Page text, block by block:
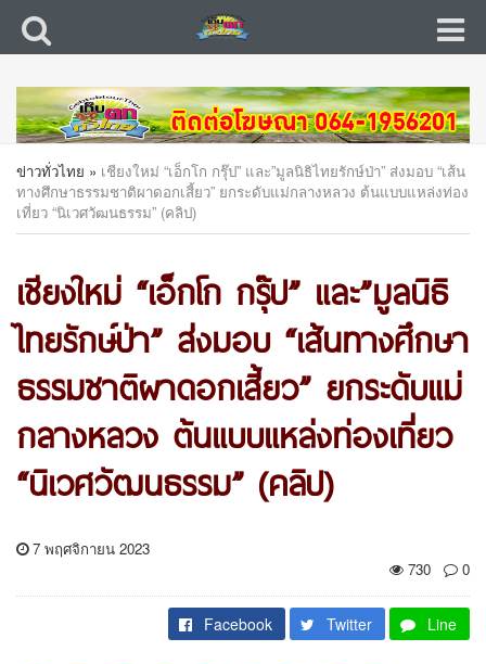
ข่าวทั่วไทย » เชียงใหม่ “เอ็กโก กรุ๊ป” และ”มูลนิธิไทยรักษ์ป่า” ส่งมอบ “เส้น
ทางศึกษาธรรมชาติผาดอกเสี้ยว” ยกระดับแม่กลางหลวง ต้นแบบแหล่งท่อง
เที่ยว “นิเวศวัฒนธรรม” (คลิป)
เชียงใหม่ “เอ็กโก กรุ๊ป” และ”มูลนิธิ
ไทยรักษ์ป่า” ส่งมอบ “เส้นทางศึกษา
ธรรมชาติผาดอกเสี้ยว” ยกระดับแม่
กลางหลวง ต้นแบบแหล่งท่องเที่ยว
“นิเวศวัฒนธรรม” (คลิป)
7 พฤศจิกายน 2023
730
0
Facebook Twitter Line